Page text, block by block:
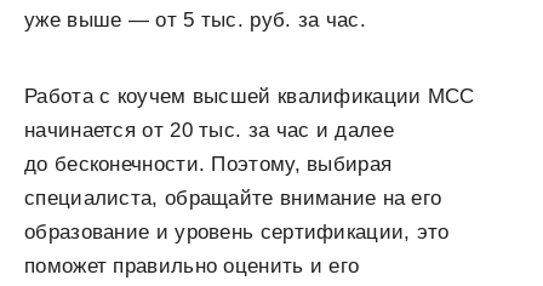
уже выше — от 5 тыс. руб. за час.
Работа с коучем высшей квалификации MCC
начинается от 20 тыс. за час и далее
до бесконечности. Поэтому, выбирая
специалиста, обращайте внимание на его
образование и уровень сертификации, это
поможет правильно оценить и его